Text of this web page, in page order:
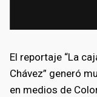
El reportaje “La
Chávez” generó
en medios de